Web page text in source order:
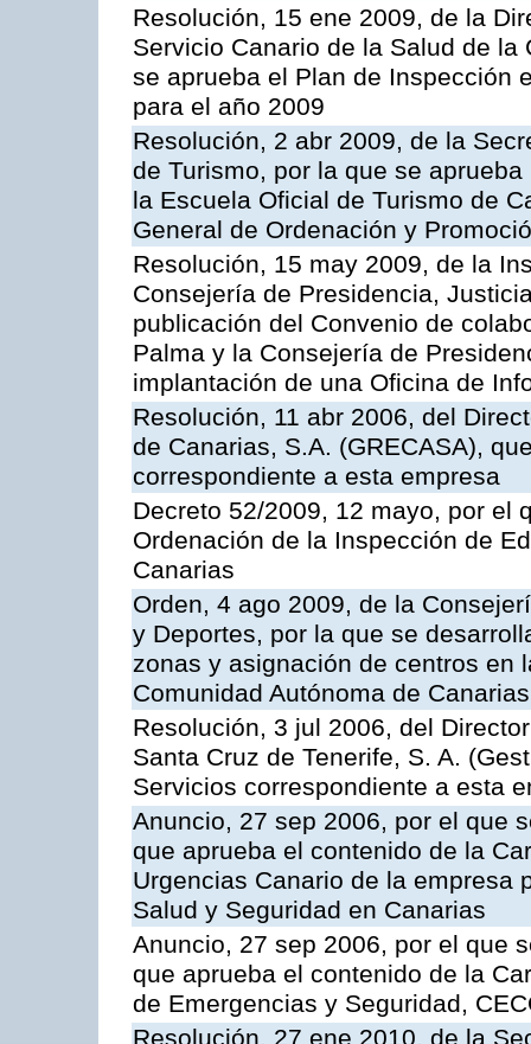
Resolución, 15 ene 2009, de la
Servicio Canario de la Salud de
se aprueba el Plan de Inspección
para el año 2009
Resolución, 2 abr 2009, de la
de Turismo, por la que se
la Escuela Oficial de Turismo de
General de Ordenación y
Resolución, 15 may 2009, de la
Consejería de Presidencia,
publicación del Convenio de
Palma y la Consejería de
implantación de una Oficina de
Resolución, 11 abr 2006, del
de Canarias, S.A. (GRECASA),
correspondiente a esta empresa
Decreto 52/2009, 12 mayo, por el
Ordenación de la Inspección de
Canarias
Orden, 4 ago 2009, de la
y Deportes, por la que se
zonas y asignación de centros en
Comunidad Autónoma de Canarias
Resolución, 3 jul 2006, del
Santa Cruz de Tenerife, S. A.
Servicios correspondiente a esta
Anuncio, 27 sep 2006, por el que
que aprueba el contenido de la
Urgencias Canario de la empresa
Salud y Seguridad en Canarias
Anuncio, 27 sep 2006, por el que
que aprueba el contenido de la
de Emergencias y Seguridad,